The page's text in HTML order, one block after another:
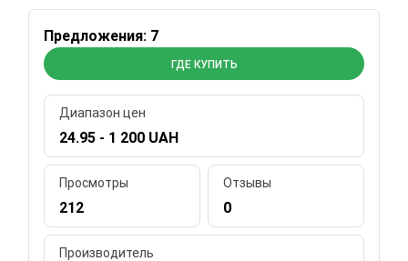
Предложения: 7
ГДЕ КУПИТЬ
Диапазон цен
24.95 - 1 200 UAH
Просмотры
212
Отзывы
0
Производитель